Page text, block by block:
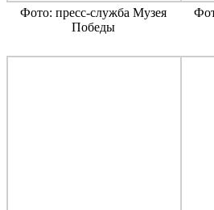
Фото: пресс-служба Музея
Победы